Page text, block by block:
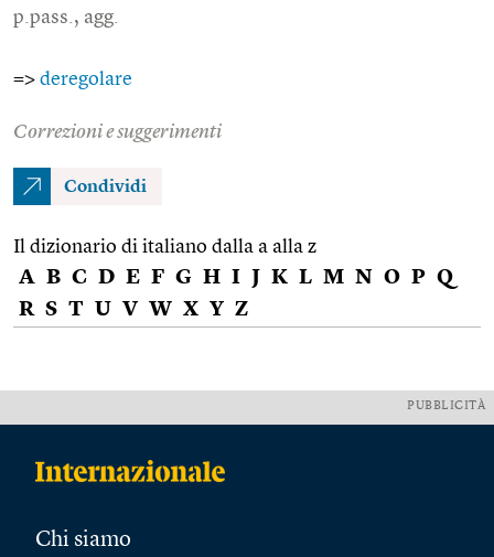
p.pass., agg.
=> deregolare
Correzioni e suggerimenti
Condividi
Il dizionario di italiano dalla a alla z
A B C D E F G H I J K L M N O P Q
R S T U V W X Y Z
PUBBLICITÀ
Chi siamo